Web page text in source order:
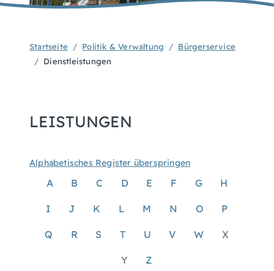
Startseite Politik & Verwaltung
Bürgerservice
Dienstleistungen
LEISTUNGEN
Alphabetisches Register überspringen
A B C D E F G H
I J K L M N O P
Q R S T U V W X
Y Z